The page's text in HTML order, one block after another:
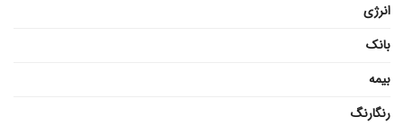
انرژی
بانک
بیمه
رنگارنگ